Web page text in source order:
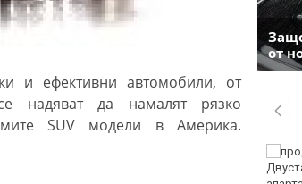
и ефективни автомобили, от
надяват да намалят рязко
SUV модели в Америка.
от